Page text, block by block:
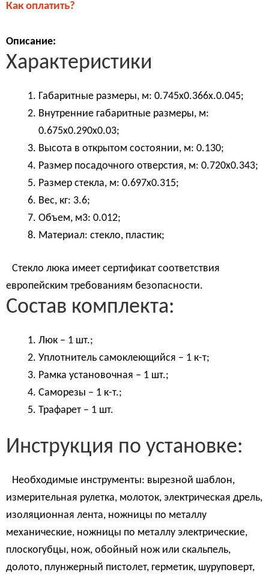
Как оплатить?
Описание:
Характеристики
Габаритные размеры, м: 0.745х0.366х.0.045;
Внутренние габаритные размеры, м:
0.675х0.290х0.03;
Высота в открытом состоянии, м: 0.130;
Размер посадочного отверстия, м: 0.720х0.343;
Размер стекла, м: 0.697х0.315;
Вес, кг: 3.6;
Объем, м3: 0.012;
Материал: стекло, пластик;
Стекло люка имеет сертификат соответствия
европейским требованиям безопасности.
Состав комплекта:
Люк – 1 шт.;
Уплотнитель самоклеющийся – 1 к-т;
Рамка установочная – 1 шт.;
Саморезы – 1 к-т.;
Трафарет – 1 шт.
Инструкция по установке:
Необходимые инструменты: вырезной шаблон,
измерительная рулетка, молоток, электрическая дрель,
изоляционная лента, ножницы по металлу
механические, ножницы по металлу электрические,
плоскогубцы, нож, обойный нож или скальпель,
долото, плунжерный пистолет, герметик, шуруповерт,